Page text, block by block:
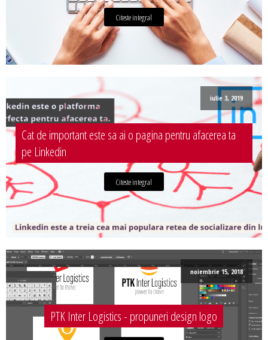
Citeste integral
iulie 3, 2019
Cat de important este sa ai o pagina pentru afacerea ta
pe Linkedin
Citeste integral
noiembrie 15, 2018
PTK Inter Logistics - propuneri design logo